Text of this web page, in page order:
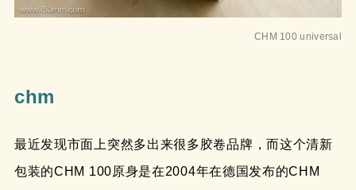
CHM 100 universal
chm
最近发现市面上突然多出来很多胶卷品牌，而这个清新
包装的CHM 100原身是在2004年在德国发布的CHM